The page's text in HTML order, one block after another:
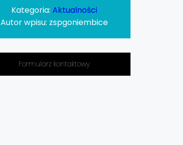
Kategoria: Aktualności
Autor wpisu: zspgoniembice
Formularz kontaktowy